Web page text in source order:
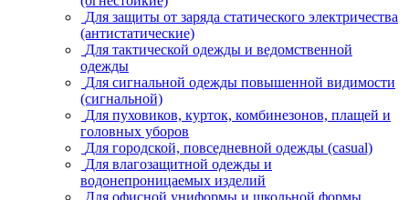
Для защиты от заряда статического электричества
(антистатические)
Для тактической одежды и ведомственной
одежды
Для сигнальной одежды повышенной видимости
(сигнальной)
Для пуховиков, курток, комбинезонов, плащей и
головных уборов
Для городской, повседневной одежды (casual)
Для влагозащитной одежды и
водонепроницаемых изделий
Для офисной униформы и школьной формы